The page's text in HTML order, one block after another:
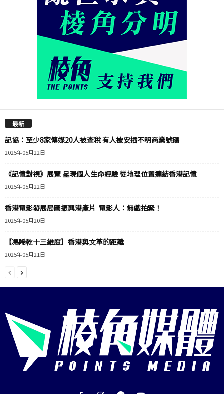
最新
記協：至少8家傳媒20人被查稅 有人被安插不明商業號碼
2025年05月22日
《記憶對視》展覽 呈現個人生命經驗 從地理位置連結香港記憶
2025年05月22日
香港電影發展局圖振興港產片 電影人：無戲拍緊！
2025年05月20日
【馮睎乾十三維度】香港與文革的距離
2025年05月21日